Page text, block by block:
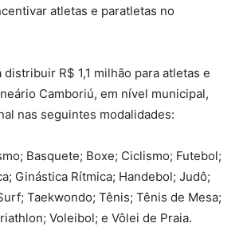
atletas e paratletas no
distribuir R$ 1,1 milhão para atletas e
Camboriú, em nível municipal,
nas seguintes modalidades:
Basquete; Boxe; Ciclismo; Futebol;
Ginástica Rítmica; Handebol; Judô;
Taekwondo; Tênis; Tênis de Mesa;
Voleibol; e Vôlei de Praia.